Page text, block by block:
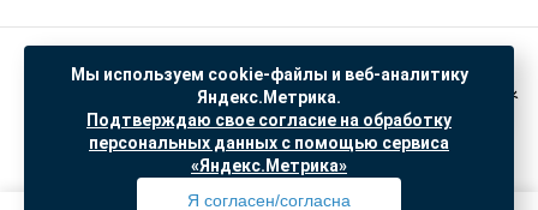
Политика обработки персональных данных
Согласие на обработку данных Яндекс Метрика
"© ООО “САНТЕХГИД”, 2026. Все права защищены. Предложение не является публичной
офертой, цены и информация на сайте ознакомительные
Доработка и продвижение вSO.USE
Мы используем cookie-файлы и веб-аналитику
Яндекс.Метрика.
Подтверждаю свое согласие на обработку
персональных данных с помощью сервиса
«Яндекс.Метрика»
Я согласен/согласна